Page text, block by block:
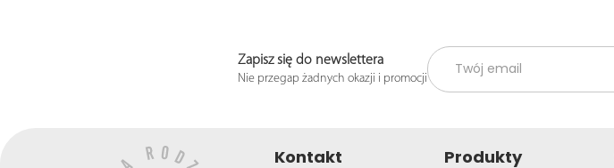
Zapisz się do newslettera
Nie przegap żadnych okazji i promocji
Kontakt Produkty